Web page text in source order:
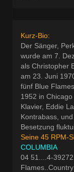
Kurz-Bio:
Der Sänger,
wurde am 7.
als Christopher
am 23. Juni
fünf Blue
1952 in
Klavier, Eddie
Kontrabass,
Besetzung
Seine 45 RPM-
COLUMBIA
04 51....4-